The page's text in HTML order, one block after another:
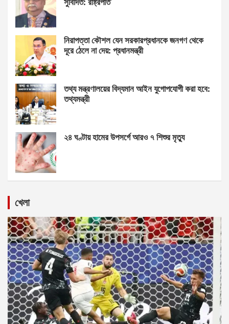
নিরাপত্তা কৌশল যেন সরকারপ্রধানকে জনগণ থেকে
দূরে ঠেলে না দেয়: প্রধানমন্ত্রী
তথ্য মন্ত্রণালয়ের বিদ্যমান আইন যুগোপযোগী করা হবে:
তথ্যমন্ত্রী
২৪ ঘণ্টায় হামের উপসর্গে আরও ৭ শিশুর মৃত্যু
খেলা